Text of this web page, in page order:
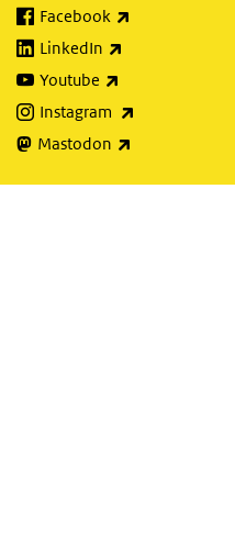
Facebook
LinkedIn
Youtube
Instagram
Mastodon